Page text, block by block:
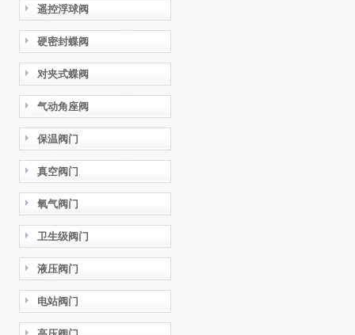
遥控浮球阀
硬密封蝶阀
对夹式蝶阀
气动角座阀
保温阀门
真空阀门
氧气阀门
卫生级阀门
液压阀门
电站阀门